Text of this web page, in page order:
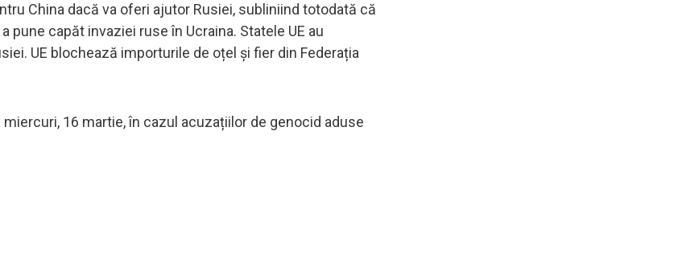
China dacă va oferi ajutor Rusiei, subliniind totodată că
pune capăt invaziei ruse în Ucraina. Statele UE au
UE blochează importurile de oțel și fier din Federația
16 martie, în cazul acuzațiilor de genocid aduse